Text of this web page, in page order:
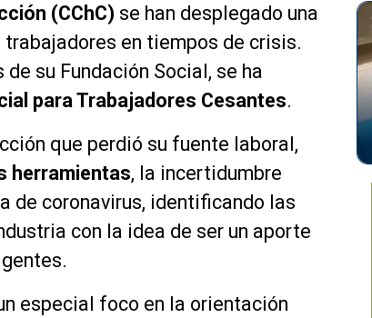
(CChC) se han desplegado una
en tiempos de crisis.
su Fundación Social, se ha
para Trabajadores Cesantes.
que perdió su fuente laboral,
herramientas, la incertidumbre
de coronavirus, identificando las
con la idea de ser un aporte
especial foco en la orientación